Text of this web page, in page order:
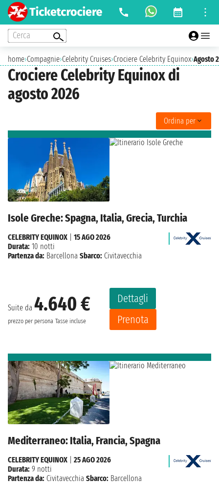
Cerca
home›Compagnie›Celebrity Cruises›Crociere Celebrity Equinox›Agosto
Crociere Celebrity Equinox di
agosto 2026
Ordina per
Isole Greche: Spagna, Italia, Grecia, Turchia
Suite da 4.640 €
prezzo per persona Tasse incluse
Dettagli
Prenota
CELEBRITY EQUINOX
15 AGO 2026
Durata: 10 notti
Partenza da: Barcellona Sbarco: Civitavecchia
Mediterraneo: Italia, Francia, Spagna
CELEBRITY EQUINOX
25 AGO 2026
Durata: 9 notti
Partenza da: Civitavecchia Sbarco: Barcellona